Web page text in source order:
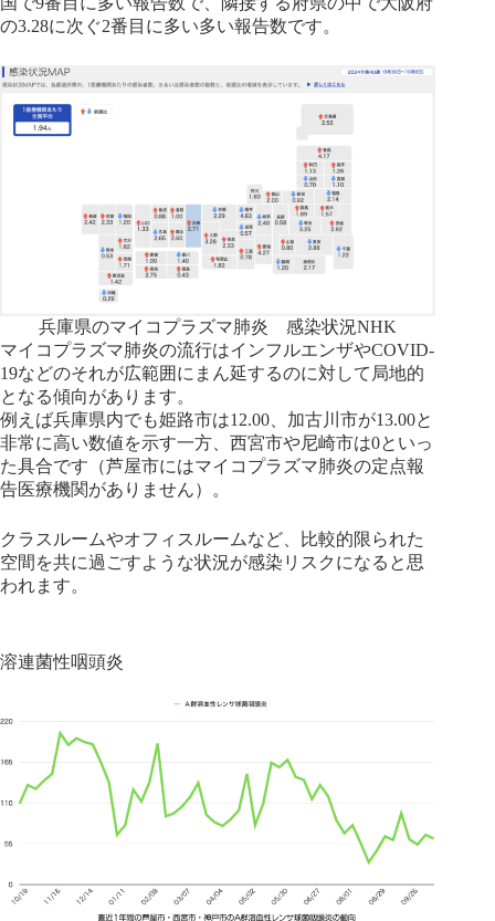
の3.28に次ぐ2番目に多い多い報告数です。
兵庫県のマイコプラズマ肺炎 感染状況NHK
マイコプラズマ肺炎の流行はインフルエンザやCOVID-
19などのそれが広範囲にまん延するのに対して局地的
となる傾向があります。
例えば兵庫県内でも姫路市は12.00、加古川市が13.00と
非常に高い数値を示す一方、西宮市や尼崎市は0といっ
た具合です（芦屋市にはマイコプラズマ肺炎の定点報
告医療機関がありません）。
クラスルームやオフィスルームなど、比較的限られた
空間を共に過ごすような状況が感染リスクになると思
われます。
溶連菌性咽頭炎